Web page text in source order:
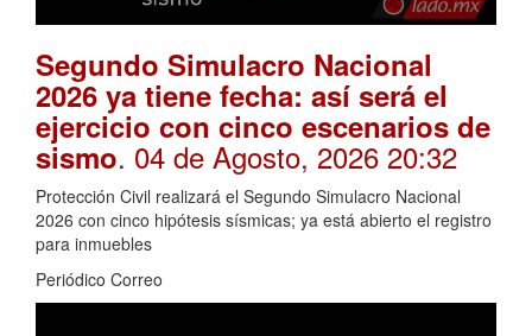
Segundo Simulacro Nacional
2026 ya tiene fecha: así será el
ejercicio con cinco escenarios de
sismo. 04 de Agosto, 2026 20:32
Protección Civil realizará el Segundo Simulacro Nacional
2026 con cinco hipótesis sísmicas; ya está abierto el registro
para inmuebles
Periódico Correo